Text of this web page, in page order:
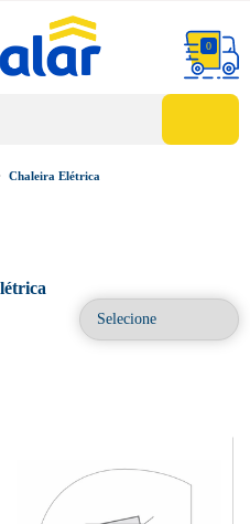
0
Chaleira Elétrica